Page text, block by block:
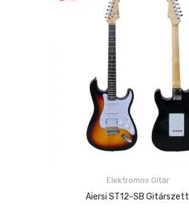
Elektromos Gitár
Aiersi ST12-SB Gitárszett
TOVÁBB